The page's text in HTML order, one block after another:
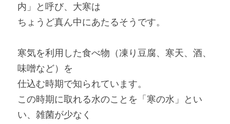
内」と呼び、大寒は
ちょうど真ん中にあたるそうです。
寒気を利用した食べ物（凍り豆腐、寒天、酒、
味噌など）を
仕込む時期で知られています。
この時期に取れる水のことを「寒の水」とい
い、雑菌が少なく